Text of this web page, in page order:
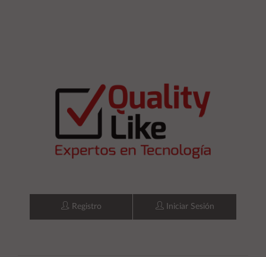
Registro Iniciar Sesión